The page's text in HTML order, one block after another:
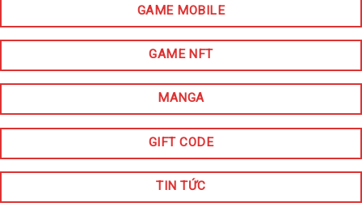
GAME MOBILE
GAME NFT
MANGA
GIFT CODE
TIN TỨC